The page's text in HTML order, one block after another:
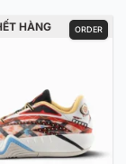
ORDER
HÀNG